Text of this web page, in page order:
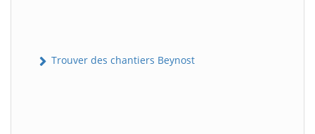
Trouver des chantiers Beynost